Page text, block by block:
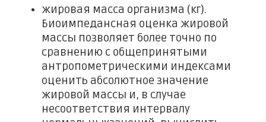
жировая масса организма (кг).
Биоимпедансная оценка жировой
массы позволяет более точно по
сравнению с общепринятыми
антропометрическими индексами
оценить абсолютное значение
жировой массы и, в случае
несоответствия интервалу